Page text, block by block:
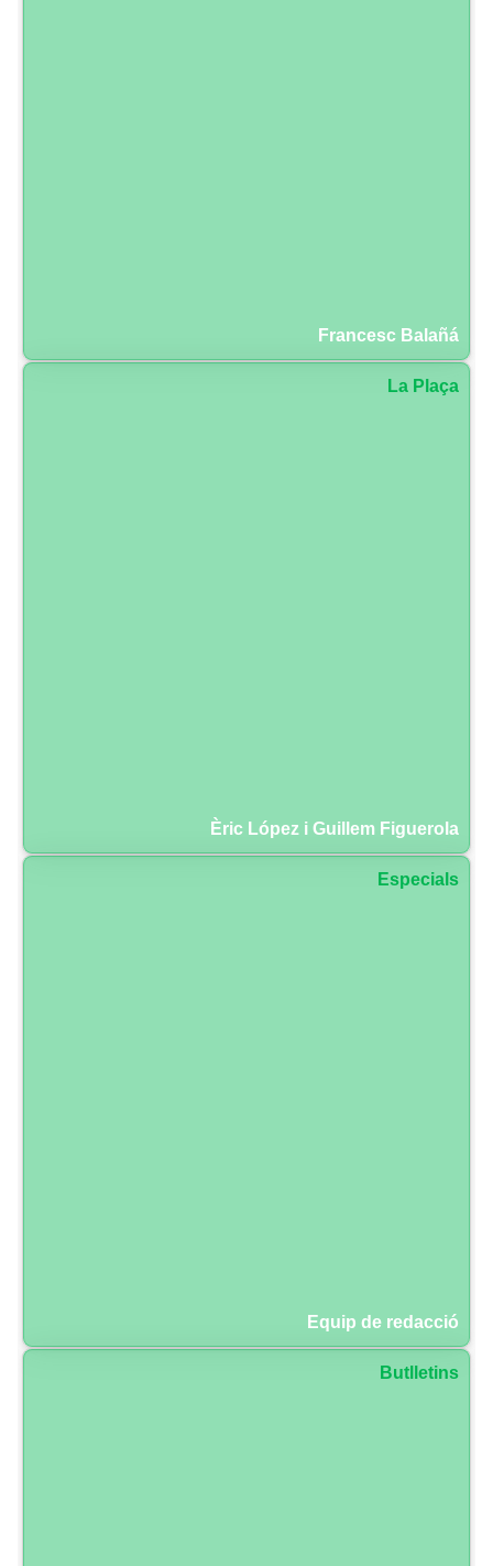
Francesc Balañá
La Plaça
Èric López i Guillem Figuerola
Especials
Equip de redacció
Butlletins